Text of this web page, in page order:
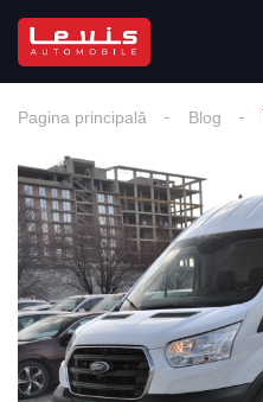
Pagina principală Blog